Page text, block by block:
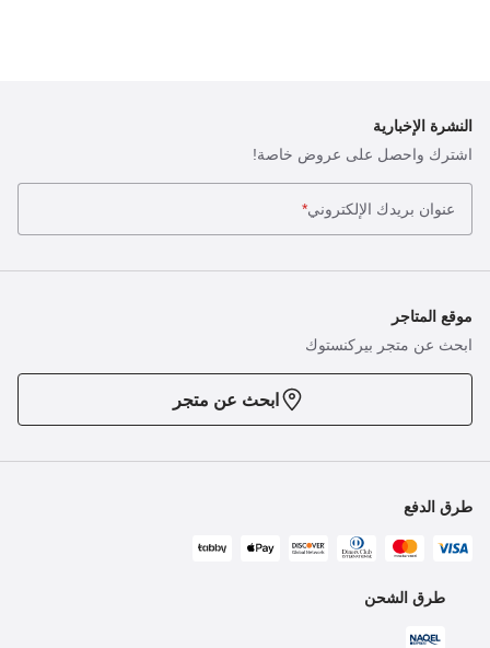
النشرة الإخبارية
اشترك واحصل على عروض خاصة!
عنوان بريدك الإلكتروني*
موقع المتاجر
ابحث عن متجر بيركنستوك
ابحث عن متجر
طرق الدفع
طرق الشحن